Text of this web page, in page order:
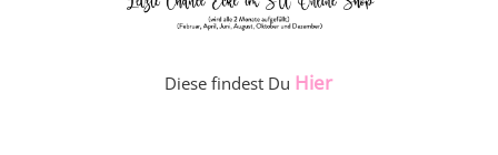
Diese findest Du Hier